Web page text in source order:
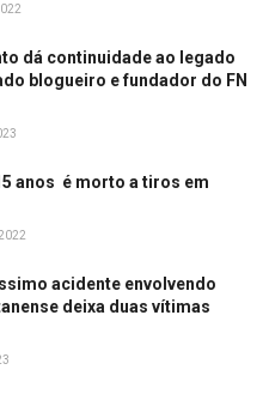
dá continuidade ao legado
blogueiro e fundador do FN
anos é morto a tiros em
acidente envolvendo
deixa duas vítimas